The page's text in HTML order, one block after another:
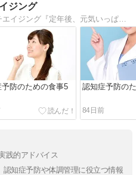
ジング
富士山に登れる体を作るアンチエイジング『定年後、元気いっぱいで、富士山に登れる若い体を手に入れたい』アンチエイジング
予防のための食事5 認知症予防の
84日前
践的アドバイス
知症予防や体調管理に役立つ情報